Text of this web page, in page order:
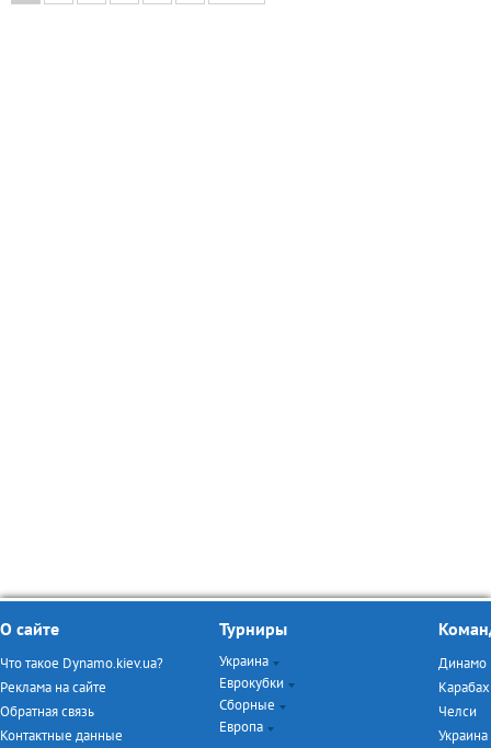
О сайте
Что такое Dynamo.kiev.ua?
Реклама на сайте
Обратная связь
Контактные данные
Турниры
Украина
Чемпионат Украины
Кубок Украины
Турнир дублёров
Еврокубки
Лига Чемпионов
Лига Европы
Сборные
Евро-2016
Европа
Динамо
Карабах
Челси
Украина